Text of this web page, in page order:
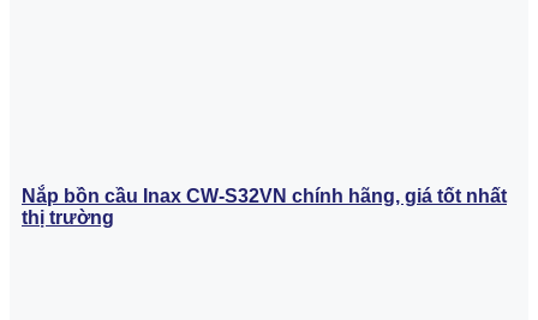
Nắp bồn cầu Inax CW-S32VN chính hãng, giá tốt nhất
thị trường